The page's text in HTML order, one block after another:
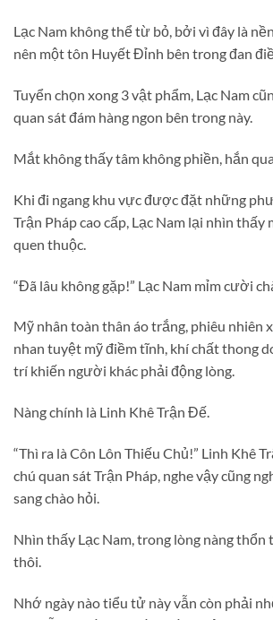
Lạc Nam không thể từ bỏ, bởi vì đây là
nên một tôn Huyết Đỉnh bên trong đan
Tuyển chọn xong 3 vật phẩm, Lạc Nam
quan sát đám hàng ngon bên trong này.
Mắt không thấy tâm không phiền, hắn
Khi đi ngang khu vực được đặt những
Trận Pháp cao cấp, Lạc Nam lại nhìn thấy
quen thuộc.
“Đã lâu không gặp!” Lạc Nam mỉm cười
Mỹ nhân toàn thân áo trắng, phiêu nhiên
nhan tuyệt mỹ điềm tĩnh, khí chất thong
trí khiến người khác phải động lòng.
Nàng chính là Linh Khê Trận Đế.
“Thì ra là Côn Lôn Thiếu Chủ!” Linh Khê
chú quan sát Trận Pháp, nghe vậy cũng
sang chào hỏi.
Nhìn thấy Lạc Nam, trong lòng nàng thổn
thôi.
Nhớ ngày nào tiểu tử này vẫn còn phải